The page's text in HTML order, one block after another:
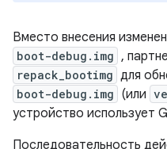
Вместо внесения
boot-debug.img ,
repack_bootimg для
boot-debug.img (или
устройство использует
Последовательность